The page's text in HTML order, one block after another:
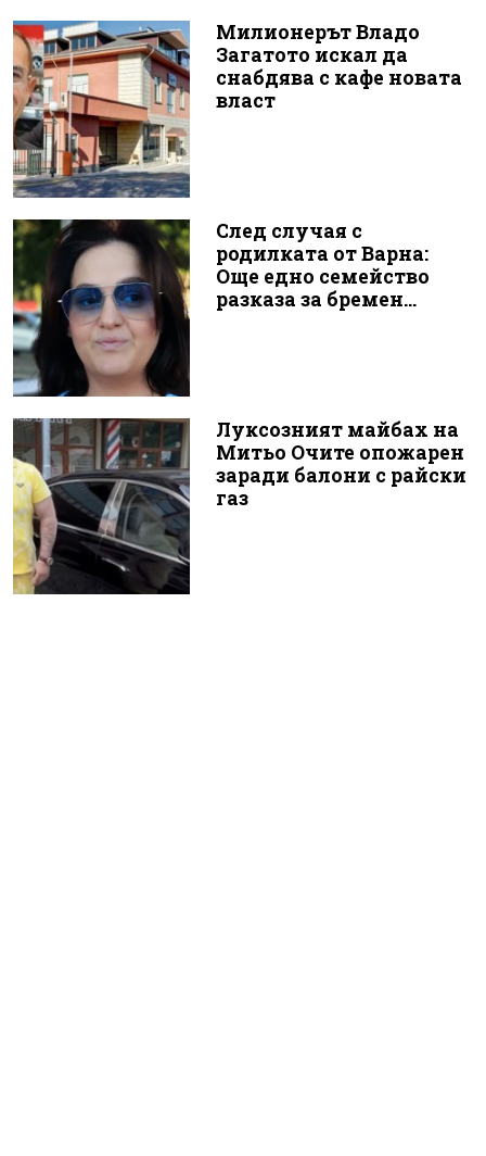
Милионерът Владо
Загатото искал да
снабдява с кафе новата
власт
След случая с
родилката от Варна:
Още едно семейство
разказа за бремен...
Луксозният майбах на
Митьо Очите опожарен
заради балони с райски
газ